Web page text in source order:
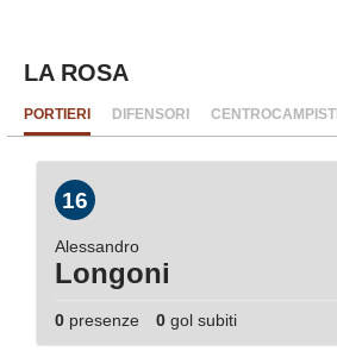
LA ROSA
PORTIERI DIFENSORI CENTROCAMPISTI
16
Alessandro
Longoni
0 presenze 0 gol subiti